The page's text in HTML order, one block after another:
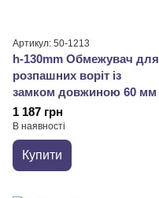
Артикул: 50-1213
h-130mm Обмежувач для
розпашних воріт із
замком довжиною 60 мм
1 187 грн
В наявності
Купити